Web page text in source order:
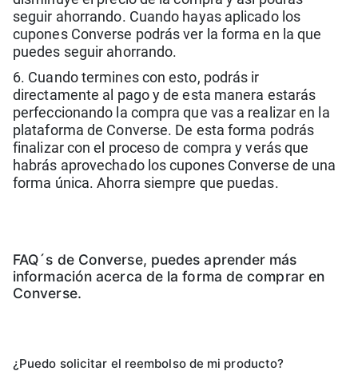
seguir ahorrando. Cuando hayas aplicado los
cupones Converse podrás ver la forma en la que
puedes seguir ahorrando.
6. Cuando termines con esto, podrás ir
directamente al pago y de esta manera estarás
perfeccionando la compra que vas a realizar en la
plataforma de Converse. De esta forma podrás
finalizar con el proceso de compra y verás que
habrás aprovechado los cupones Converse de una
forma única. Ahorra siempre que puedas.
FAQ´s de Converse, puedes aprender más
información acerca de la forma de comprar en
Converse.
¿Puedo solicitar el reembolso de mi producto?